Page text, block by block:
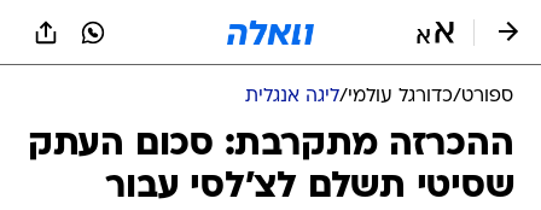
ספורט/כדורגל עולמי/ליגה אנגלית
ההכרזה מתקרבת: סכום העתק
שסיטי תשלם לצ'לסי עבור